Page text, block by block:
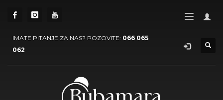
IMATE PITANJE ZA NAS? POZOVITE: 066 065
062